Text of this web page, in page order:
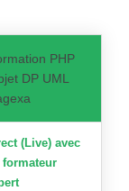
PHP
DP UML
(Live) avec
formateur